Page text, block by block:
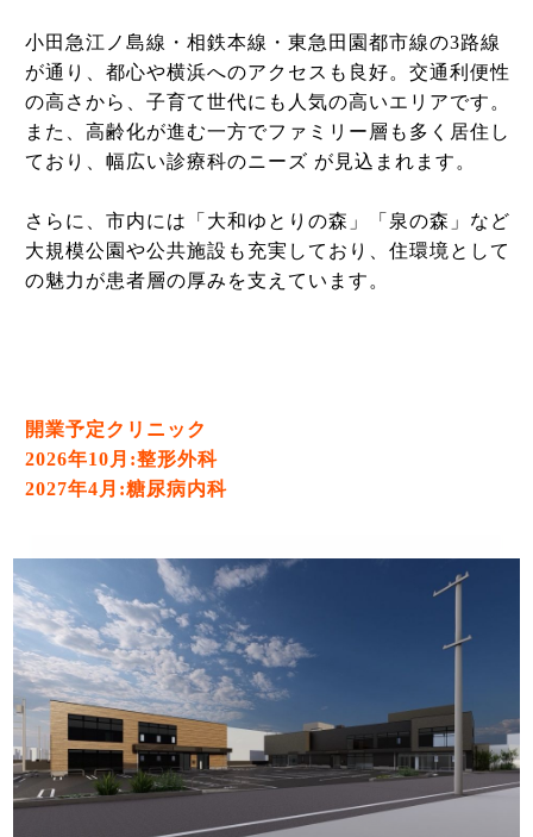
小田急江ノ島線・相鉄本線・東急田園都市線の3路線
が通り、都心や横浜へのアクセスも良好。交通利便性
の高さから、子育て世代にも人気の高いエリアです。
また、高齢化が進む一方でファミリー層も多く居住し
ており、幅広い診療科のニーズ が見込まれます。
さらに、市内には「大和ゆとりの森」「泉の森」など
大規模公園や公共施設も充実しており、住環境として
の魅力が患者層の厚みを支えています。
開業予定クリニック
2026年10月:整形外科
2027年4月:糖尿病内科